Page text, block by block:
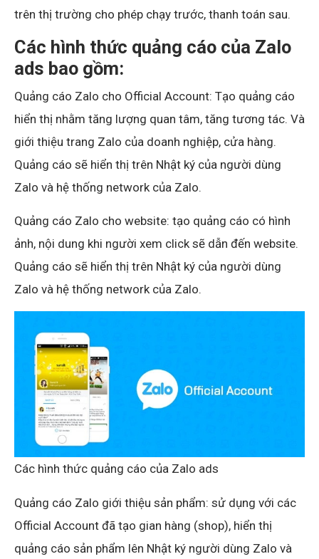
trên thị trường cho phép chạy trước, thanh toán sau.
Các hình thức quảng cáo của Zalo
ads bao gồm:
Quảng cáo Zalo cho Official Account: Tạo quảng cáo
hiển thị nhằm tăng lượng quan tâm, tăng tương tác. Và
giới thiệu trang Zalo của doanh nghiệp, cửa hàng.
Quảng cáo sẽ hiển thị trên Nhật ký của người dùng
Zalo và hệ thống network của Zalo.
Quảng cáo Zalo cho website: tạo quảng cáo có hình
ảnh, nội dung khi người xem click sẽ dẫn đến website.
Quảng cáo sẽ hiển thị trên Nhật ký của người dùng
Zalo và hệ thống network của Zalo.
Các hình thức quảng cáo của Zalo ads
Quảng cáo Zalo giới thiệu sản phẩm: sử dụng với các
Official Account đã tạo gian hàng (shop), hiển thị
quảng cáo sản phẩm lên Nhật ký người dùng Zalo và